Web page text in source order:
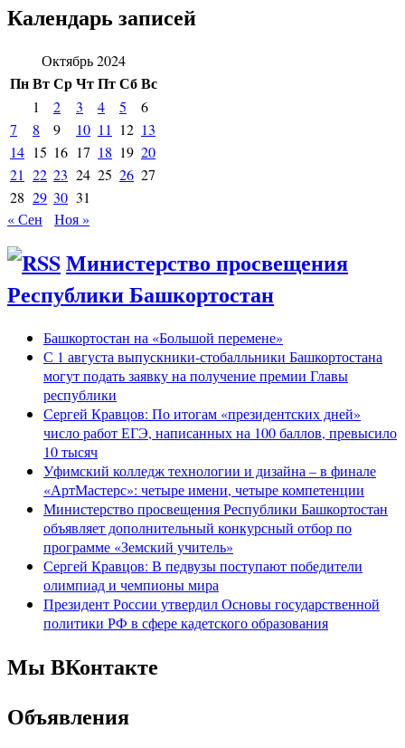
Календарь записей
Октябрь 2024
ПнВтСрЧтПтСбВс
1 2 3 4 5
6
7
8 9 10 11 12 13
14 15 16 17 18 19 20
21 22 23 24 25 26 27
28 29 30 31
« Сен
Ноя »
Министерство просвещения
Республики Башкортостан
Башкортостан на «Большой перемене»
С 1 августа выпускники-стобалльники Башкортостана
могут подать заявку на получение премии Главы
республики
Сергей Кравцов: По итогам «президентских дней»
число работ ЕГЭ, написанных на 100 баллов, превысило
10 тысяч
Уфимский колледж технологии и дизайна – в финале
«АртМастерс»: четыре имени, четыре компетенции
Министерство просвещения Республики Башкортостан
объявляет дополнительный конкурсный отбор по
программе «Земский учитель»
Сергей Кравцов: В педвузы поступают победители
олимпиад и чемпионы мира
Президент России утвердил Основы государственной
политики РФ в сфере кадетского образования
Мы ВКонтакте
Объявления